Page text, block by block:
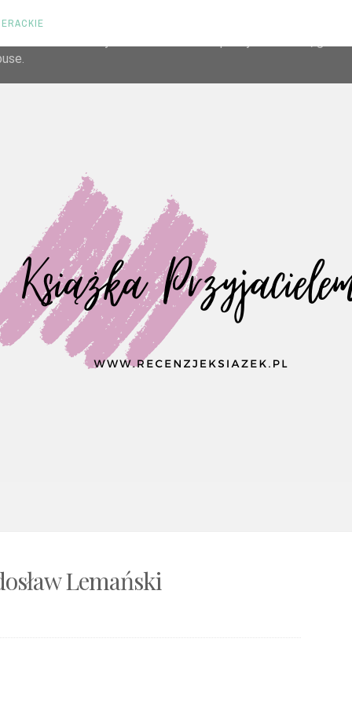
Lemański
its services and to analyze traffic. Your IP address and